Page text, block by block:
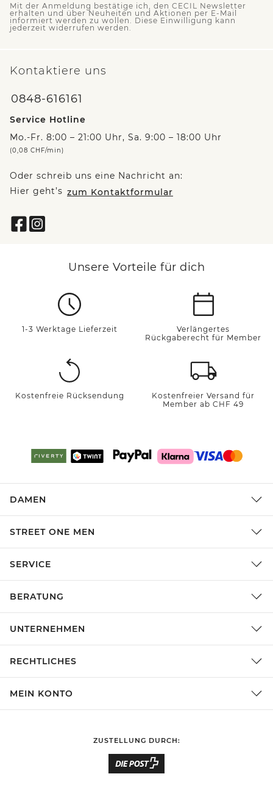
Mit der Anmeldung bestätige ich, den CECIL Newsletter
erhalten und über Neuheiten und Aktionen per E-Mail
informiert werden zu wollen. Diese Einwilligung kann
jederzeit widerrufen werden.
Kontaktiere uns
0848-616161
Service Hotline
Mo.-Fr. 8:00 – 21:00 Uhr, Sa. 9:00 – 18:00 Uhr
(0,08 CHF/min)
Oder schreib uns eine Nachricht an:
Hier geht’s zum Kontaktformular
Unsere Vorteile für dich
1-3 Werktage Lieferzeit
Verlängertes
Rückgaberecht für Member
Kostenfreie Rücksendung
Kostenfreier Versand für
Member ab CHF 49
DAMEN
STREET ONE MEN
SERVICE
BERATUNG
UNTERNEHMEN
RECHTLICHES
MEIN KONTO
ZUSTELLUNG DURCH: